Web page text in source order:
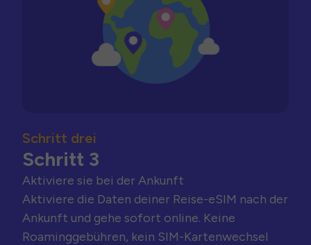
Schritt drei
Schritt 3
Aktiviere sie bei der Ankunft
Aktiviere die Daten deiner Reise-eSIM nach der
Ankunft und gehe sofort online. Keine
Roaminggebühren, kein SIM-Kartenwechsel